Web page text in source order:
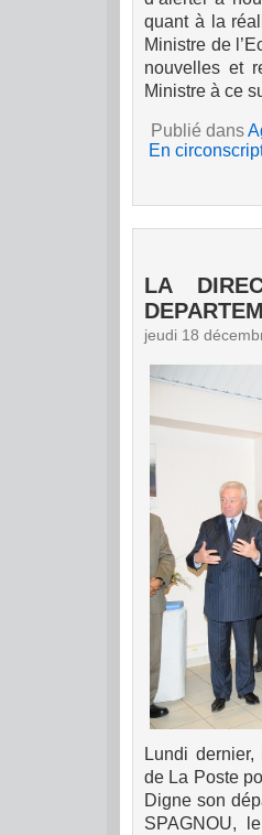
quant à la
Ministre de
nouvelles et
Ministre à ce
Publié dans
En
LA
jeudi 18
Lundi
de La Poste
Digne son
SPAGNOU,